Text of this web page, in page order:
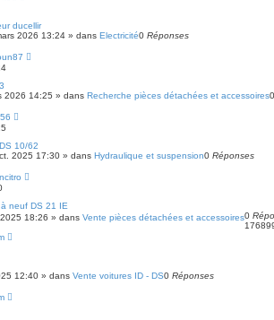
ducellir
2026 13:24 » dans Electricité0 Réponses
2026 14:25 » dans Recherche pièces détachées et accessoires
10/62
2025 17:30 » dans Hydraulique et suspension0 Réponses
neuf DS 21 IE
18:26 » dans Vente pièces détachées et accessoires0
12:40 » dans Vente voitures ID - DS0 Réponses